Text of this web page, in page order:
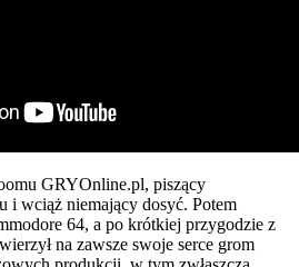
GRYOnline.pl, piszący
i wciąż niemający dosyć. Potem
64, a po krótkiej przygodzie z
na zawsze swoje serce grom